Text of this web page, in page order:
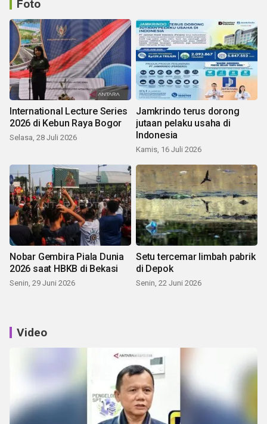
Foto
International Lecture Series
2026 di Kebun Raya Bogor
Selasa, 28 Juli 2026
Jamkrindo terus dorong
jutaan pelaku usaha di
Indonesia
Kamis, 16 Juli 2026
Nobar Gembira Piala Dunia
2026 saat HBKB di Bekasi
Senin, 29 Juni 2026
Setu tercemar limbah pabrik
di Depok
Senin, 22 Juni 2026
Video